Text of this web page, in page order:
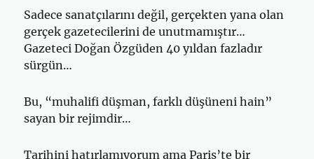
Sadece sanatçılarını değil, gerçekten yana olan
gerçek gazetecilerini de unutmamıştır…
Gazeteci Doğan Özgüden 40 yıldan fazladır
sürgün…
Bu, “muhalifi düşman, farklı düşüneni hain”
sayan bir rejimdir…
Tarihini hatırlamıyorum ama Paris’te bir